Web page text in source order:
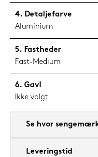
Detaljefarve
Aluminium
Fastheder
Fast-Medium
Gavl
Ikke valgt
Se hvor
Leveringstid